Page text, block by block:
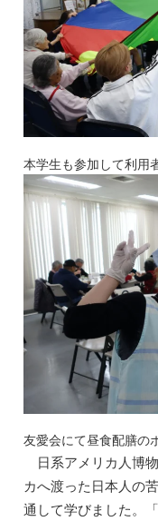
本学生も参加して利用
友愛会にて昼食配膳の
日系アメリカ人博
カへ渡った日本人の
通して学びました。